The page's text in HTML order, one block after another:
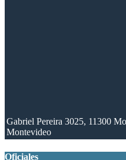
Gabriel Pereira 3025, 11300
Montevideo
Oficiales